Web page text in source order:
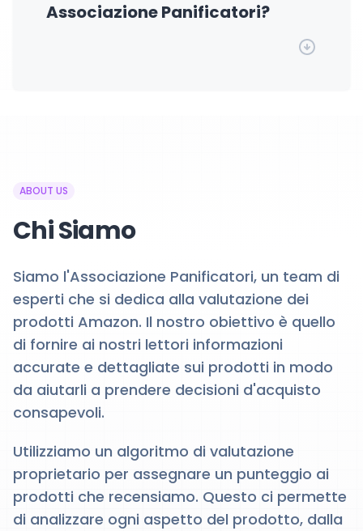
Associazione Panificatori?
ABOUT US
Chi Siamo
Siamo l'Associazione Panificatori, un team di
esperti che si dedica alla valutazione dei
prodotti Amazon. Il nostro obiettivo è quello
di fornire ai nostri lettori informazioni
accurate e dettagliate sui prodotti in modo
da aiutarli a prendere decisioni d'acquisto
consapevoli.
Utilizziamo un algoritmo di valutazione
proprietario per assegnare un punteggio ai
prodotti che recensiamo. Questo ci permette
di analizzare ogni aspetto del prodotto, dalla